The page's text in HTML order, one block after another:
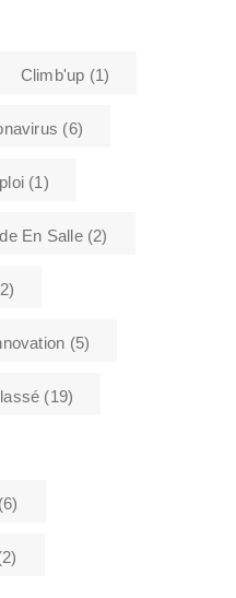
Climb'up (1)
(6)
(1)
En Salle(2)
(5)
(19)